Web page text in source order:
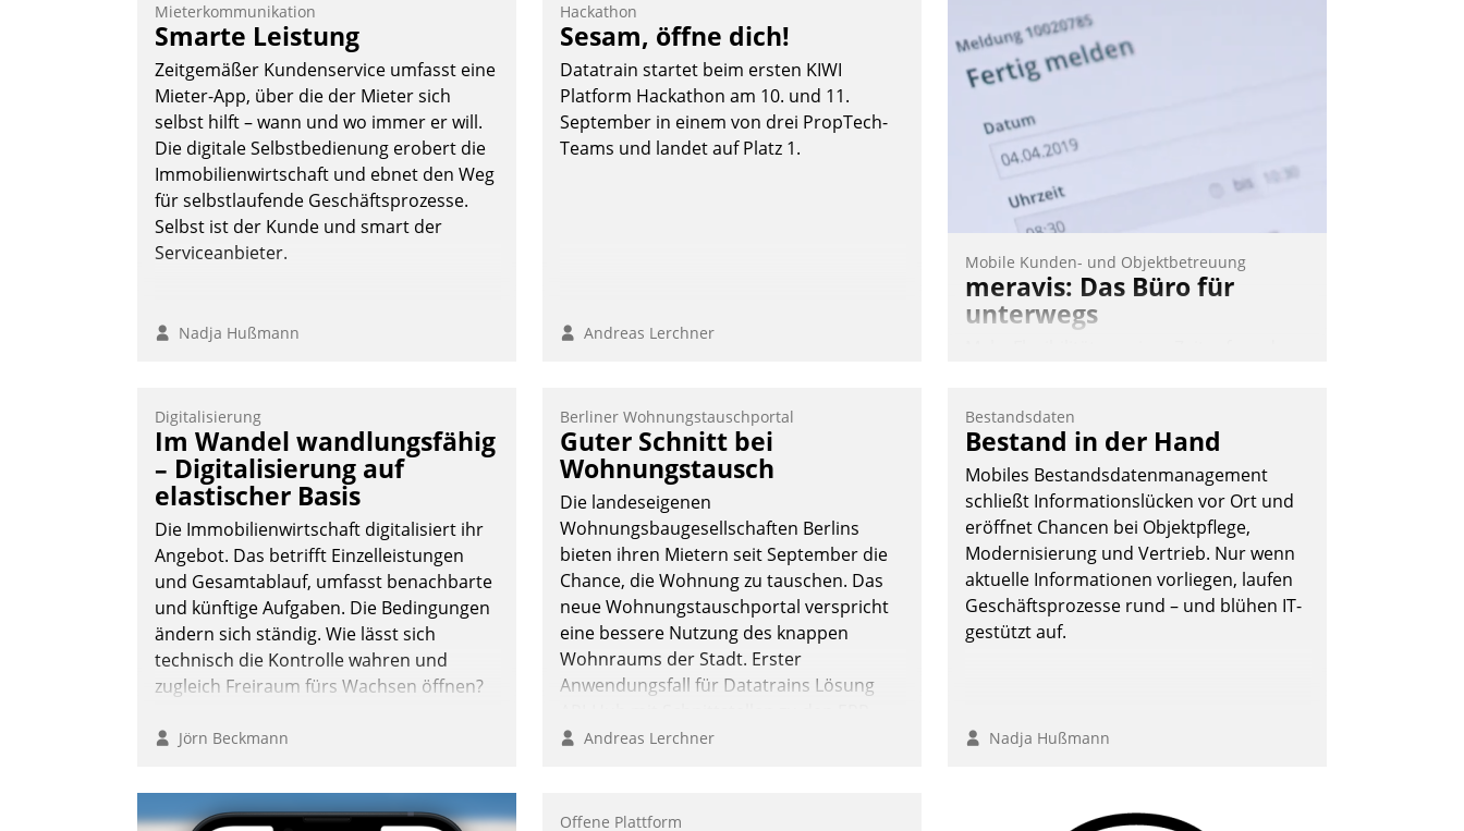
AktivBo und Datatrain kooperieren –
Immobilienunternehmen profitieren: Die
nahtlose Integration der Lösungen von
AktivBo und Datatrain ermöglicht
automatisiert ausgelöste, zielgerichtete
Mieterbefragungen – eine starke
Grundlage für intelligente, datengestützte
Entscheidungen.
Mieterkommunikation
Smarte Leistung
Zeitgemäßer Kundenservice umfasst eine
Mieter-App, über die der Mieter sich
selbst hilft – wann und wo immer er will.
Die digitale Selbstbedienung erobert die
Immobilienwirtschaft und ebnet den Weg
für selbstlaufende Geschäftsprozesse.
Selbst ist der Kunde und smart der
Serviceanbieter.
Nadja Hußmann
Hackathon
Sesam, öffne dich!
Datatrain startet beim ersten KIWI
Platform Hackathon am 10. und 11.
September in einem von drei PropTech-
Teams und landet auf Platz 1.
Andreas Lerchner
Mobile Kunden- und Objektbetreuung
meravis: Das Büro für
unterwegs
Mitarbeiter von Datatrain. Die meravis
Wohnungsbau- und Immobilien GmbH
hat sich dabei für den Betrieb der Lösung
über die SAP Cloud Platform entschieden
- als erstes Unternehmen am
Wohnungsmarkt.
Andreas Lerchner
Digitalisierung
Im Wandel wandlungsfähig
– Digitalisierung auf
elastischer Basis
Die Immobilienwirtschaft digitalisiert ihr
Angebot. Das betrifft Einzelleistungen
und Gesamtablauf, umfasst benachbarte
und künftige Aufgaben. Die Bedingungen
ändern sich ständig. Wie lässt sich
technisch die Kontrolle wahren und
zugleich Freiraum fürs Wachsen öffnen?
Jörn Beckmann
Berliner Wohnungstauschportal
Guter Schnitt bei
Wohnungstausch
Die landeseigenen
Wohnungsbaugesellschaften Berlins
bieten ihren Mietern seit September die
Chance, die Wohnung zu tauschen. Das
neue Wohnungstauschportal verspricht
eine bessere Nutzung des knappen
Wohnraums der Stadt. Erster
Anwendungsfall für Datatrains Lösung
Systemen der Unternehmen.
Andreas Lerchner
Bestandsdaten
Bestand in der Hand
Mobiles Bestandsdatenmanagement
schließt Informationslücken vor Ort und
eröffnet Chancen bei Objektpflege,
Modernisierung und Vertrieb. Nur wenn
aktuelle Informationen vorliegen, laufen
Geschäftsprozesse rund – und blühen IT-
gestützt auf.
Nadja Hußmann
Offene Plattform